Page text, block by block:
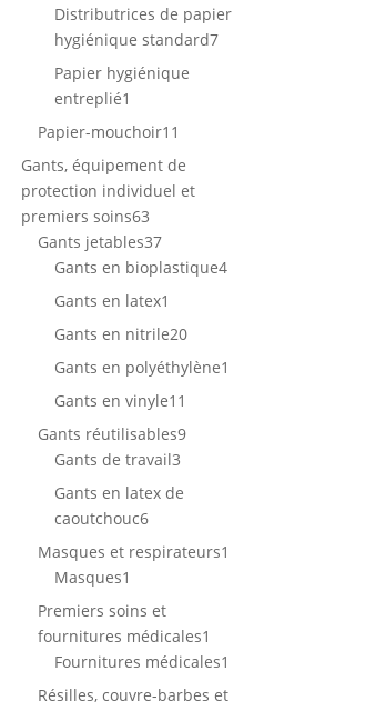
produits
Distributrices de papier
hygiénique standard77
Papier hygiénique
entreplié1
produit
Papier-mouchoir11
Gants, équipement de
protection individuel et
premiers soins63
produits
Gants jetables3737
produits
Gants en bioplastique44
Gants en latex1
produit
Gants en nitrile2020
produits
Gants en polyéthylène1
Gants en vinyle11
Gants réutilisables99
Gants de travail3
Gants en latex de
caoutchouc66
produits
Masques et respirateurs1
Masques1
produit
Premiers soins et
fournitures médicales1
produit
Fournitures médicales1
Résilles, couvre-barbes et